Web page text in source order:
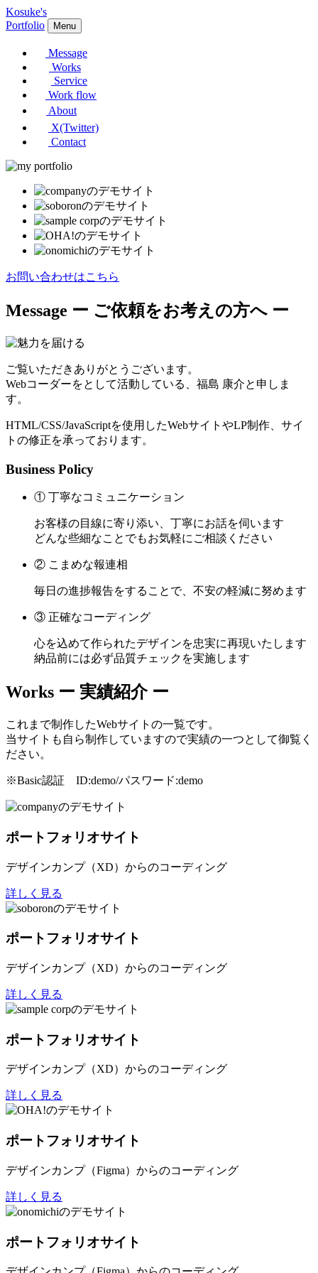
Kosuke's
Portfolio
Menu
Message
Works
Service
Work flow
About
X(Twitter)
Contact
お問い合わせはこちら
Message ー ご依頼をお考えの方へ ー
ご覧いただきありがとうございます。
Webコーダーをとして活動している、福島 康介と申しま
す。
HTML/CSS/JavaScriptを使用したWebサイトやLP制作、サイ
トの修正を承っております。
Business Policy
① 丁寧なコミュニケーション
お客様の目線に寄り添い、丁寧にお話を伺います
どんな些細なことでもお気軽にご相談ください
② こまめな報連相
毎日の進捗報告をすることで、不安の軽減に努めます
③ 正確なコーディング
心を込めて作られたデザインを忠実に再現いたします
納品前には必ず品質チェックを実施します
Works ー 実績紹介 ー
これまで制作したWebサイトの一覧です。
当サイトも自ら制作していますので実績の一つとして御覧く
ださい。
※Basic認証 ID:demo/パスワード:demo
ポートフォリオサイト
デザインカンプ（XD）からのコーディング
詳しく見る
ポートフォリオサイト
デザインカンプ（XD）からのコーディング
詳しく見る
ポートフォリオサイト
デザインカンプ（XD）からのコーディング
詳しく見る
ポートフォリオサイト
デザインカンプ（Figma）からのコーディング
詳しく見る
ポートフォリオサイト